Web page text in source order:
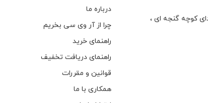
كوچه گنجه ای ،
درباره ما
چرا از آر وی سی بخریم
راهنمای خرید
راهنمای دریافت تخفیف
قوانین و مقررات
همکاری با ما